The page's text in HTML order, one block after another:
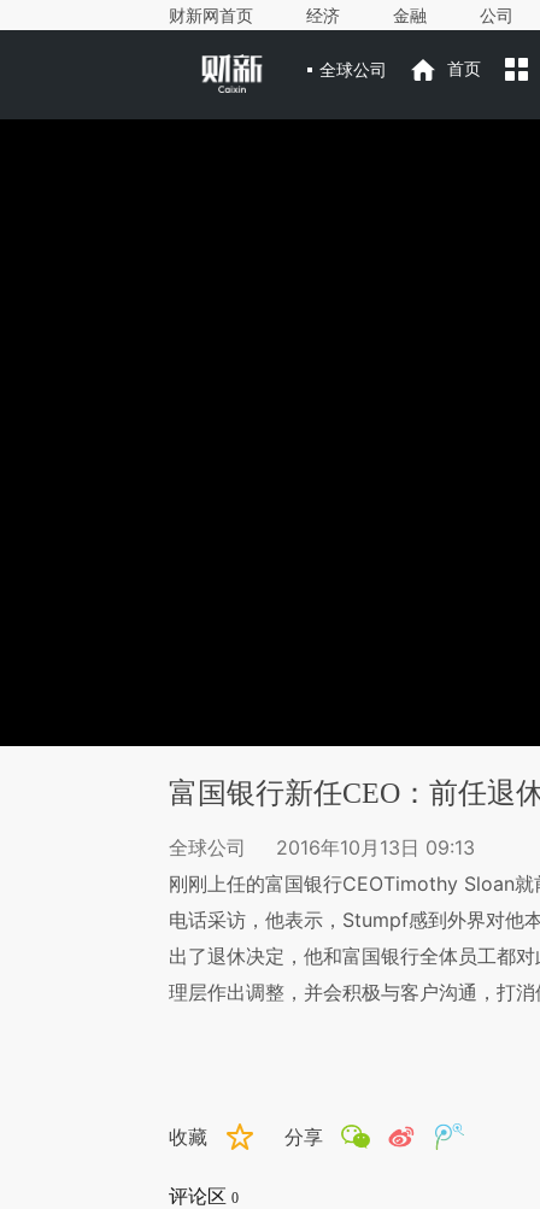
财新网首页 经济 金融 公司
全球公司 首页
富国银行新任CEO：前任退
全球公司
2016年10月13日 09:13
刚刚上任的富国银行CEOTimothy Sloan
电话采访，他表示，Stumpf感到外界对他
出了退休决定，他和富国银行全体员工都
理层作出调整，并会积极与客户沟通，打
收藏 分享
评论区 0